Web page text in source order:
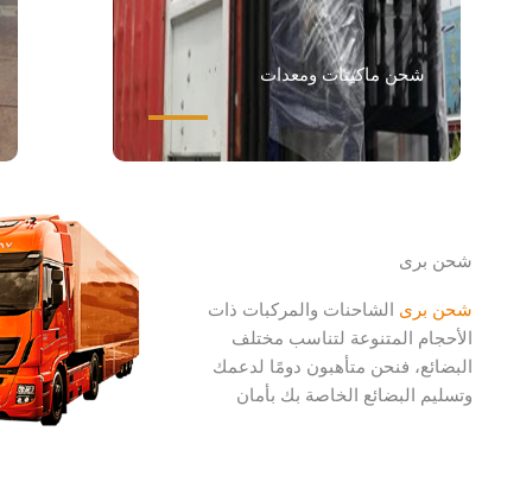
شحن ماكينات ومعدات
شحن برى
شحن برى الشاحنات والمركبات ذات
الأحجام المتنوعة لتناسب مختلف
البضائع، فنحن متأهبون دومًا لدعمك
وتسليم البضائع الخاصة بك بأمان